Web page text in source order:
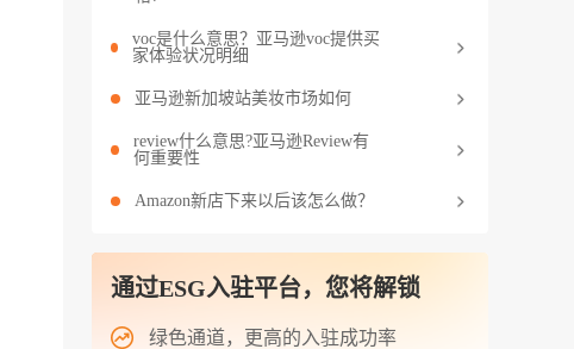
voc是什么意思？亚马逊voc提供买
家体验状况明细
亚马逊新加坡站美妆市场如何
review什么意思?亚马逊Review有
何重要性
Amazon新店下来以后该怎么做？
通过ESG入驻平台，您将解锁
绿色通道，更高的入驻成功率